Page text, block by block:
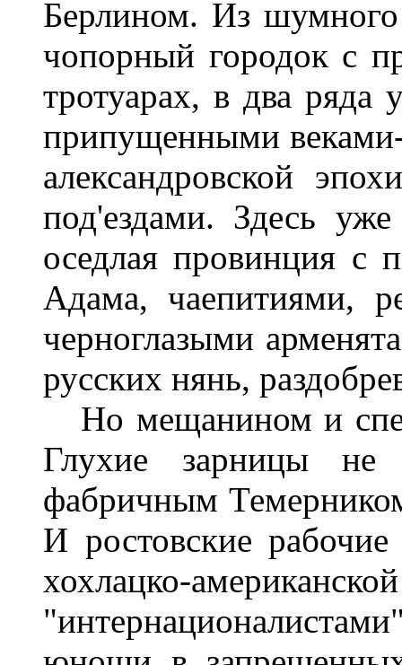
Берлином. Из
чопорный городок с
тротуарах, в два
припущенными
александровской
под'ездами. Здесь
оседлая провинция с
Адама, чаепитиями,
черноглазыми
русских нянь,
Но мещанином и
Глухие зарницы
фабричным
И ростовские
хохлацко-